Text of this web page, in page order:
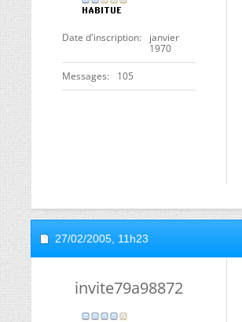
Date d'inscription
janvier
1970
Messages 105
27/02/2005, 11h23
invite79a98872